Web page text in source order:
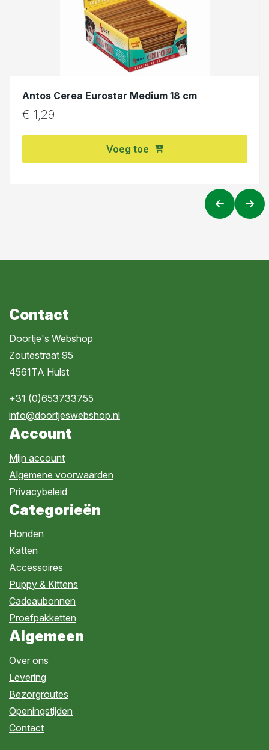
Antos Cerea Eurostar Medium 18 cm
€ 1,29
Voeg toe
Contact
Doortje's Webshop
Zoutestraat 95
4561TA Hulst
+31 (0)653733755
info@doortjeswebshop.nl
Account
Mijn account
Algemene voorwaarden
Privacybeleid
Categorieën
Honden
Katten
Accessoires
Puppy & Kittens
Cadeaubonnen
Proefpakketten
Algemeen
Over ons
Levering
Bezorgroutes
Openingstijden
Contact